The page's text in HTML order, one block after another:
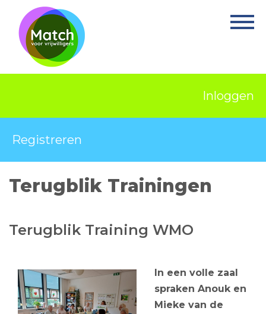
Home
Activiteiten
Projecten
Over Match
Vrijwilligerswerk
Inloggen
Registreren
Terugblik Trainingen
Terugblik Training WMO
In een volle zaal
spraken Anouk en
Mieke van de